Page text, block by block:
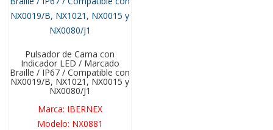
Pulsador de Cama con
Indicador LED / Marcado
Braille / IP67 / Compatible con
NX0019/B, NX1021, NX0015 y
NX0080/J1
Marca: IBERNEX
Modelo: NX0881